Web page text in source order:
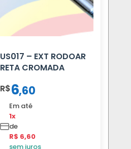
US017 – EXT RODOAR
RETA CROMADA
R$6,60
Em até
1x
de
R$ 6,60
sem juros